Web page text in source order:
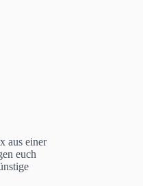
aus einer
euch